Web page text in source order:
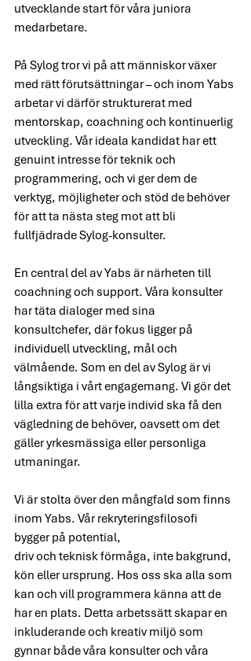
utvecklande start för våra juniora
medarbetare.
På Sylog tror vi på att människor växer
med rätt förutsättningar – och inom Yabs
arbetar vi därför strukturerat med
mentorskap, coachning och kontinuerlig
utveckling. Vår ideala kandidat har ett
genuint intresse för teknik och
programmering, och vi ger dem de
verktyg, möjligheter och stöd de behöver
för att ta nästa steg mot att bli
fullfjädrade Sylog-konsulter.
En central del av Yabs är närheten till
coachning och support. Våra konsulter
har täta dialoger med sina
konsultchefer, där fokus ligger på
individuell utveckling, mål och
välmående. Som en del av Sylog är vi
långsiktiga i vårt engagemang. Vi gör det
lilla extra för att varje individ ska få den
vägledning de behöver, oavsett om det
gäller yrkesmässiga eller personliga
utmaningar.
Vi är stolta över den mångfald som finns
inom Yabs. Vår rekryteringsfilosofi
bygger på potential,
driv och teknisk förmåga, inte bakgrund,
kön eller ursprung. Hos oss ska alla som
kan och vill programmera känna att de
har en plats. Detta arbetssätt skapar en
inkluderande och kreativ miljö som
gynnar både våra konsulter och våra